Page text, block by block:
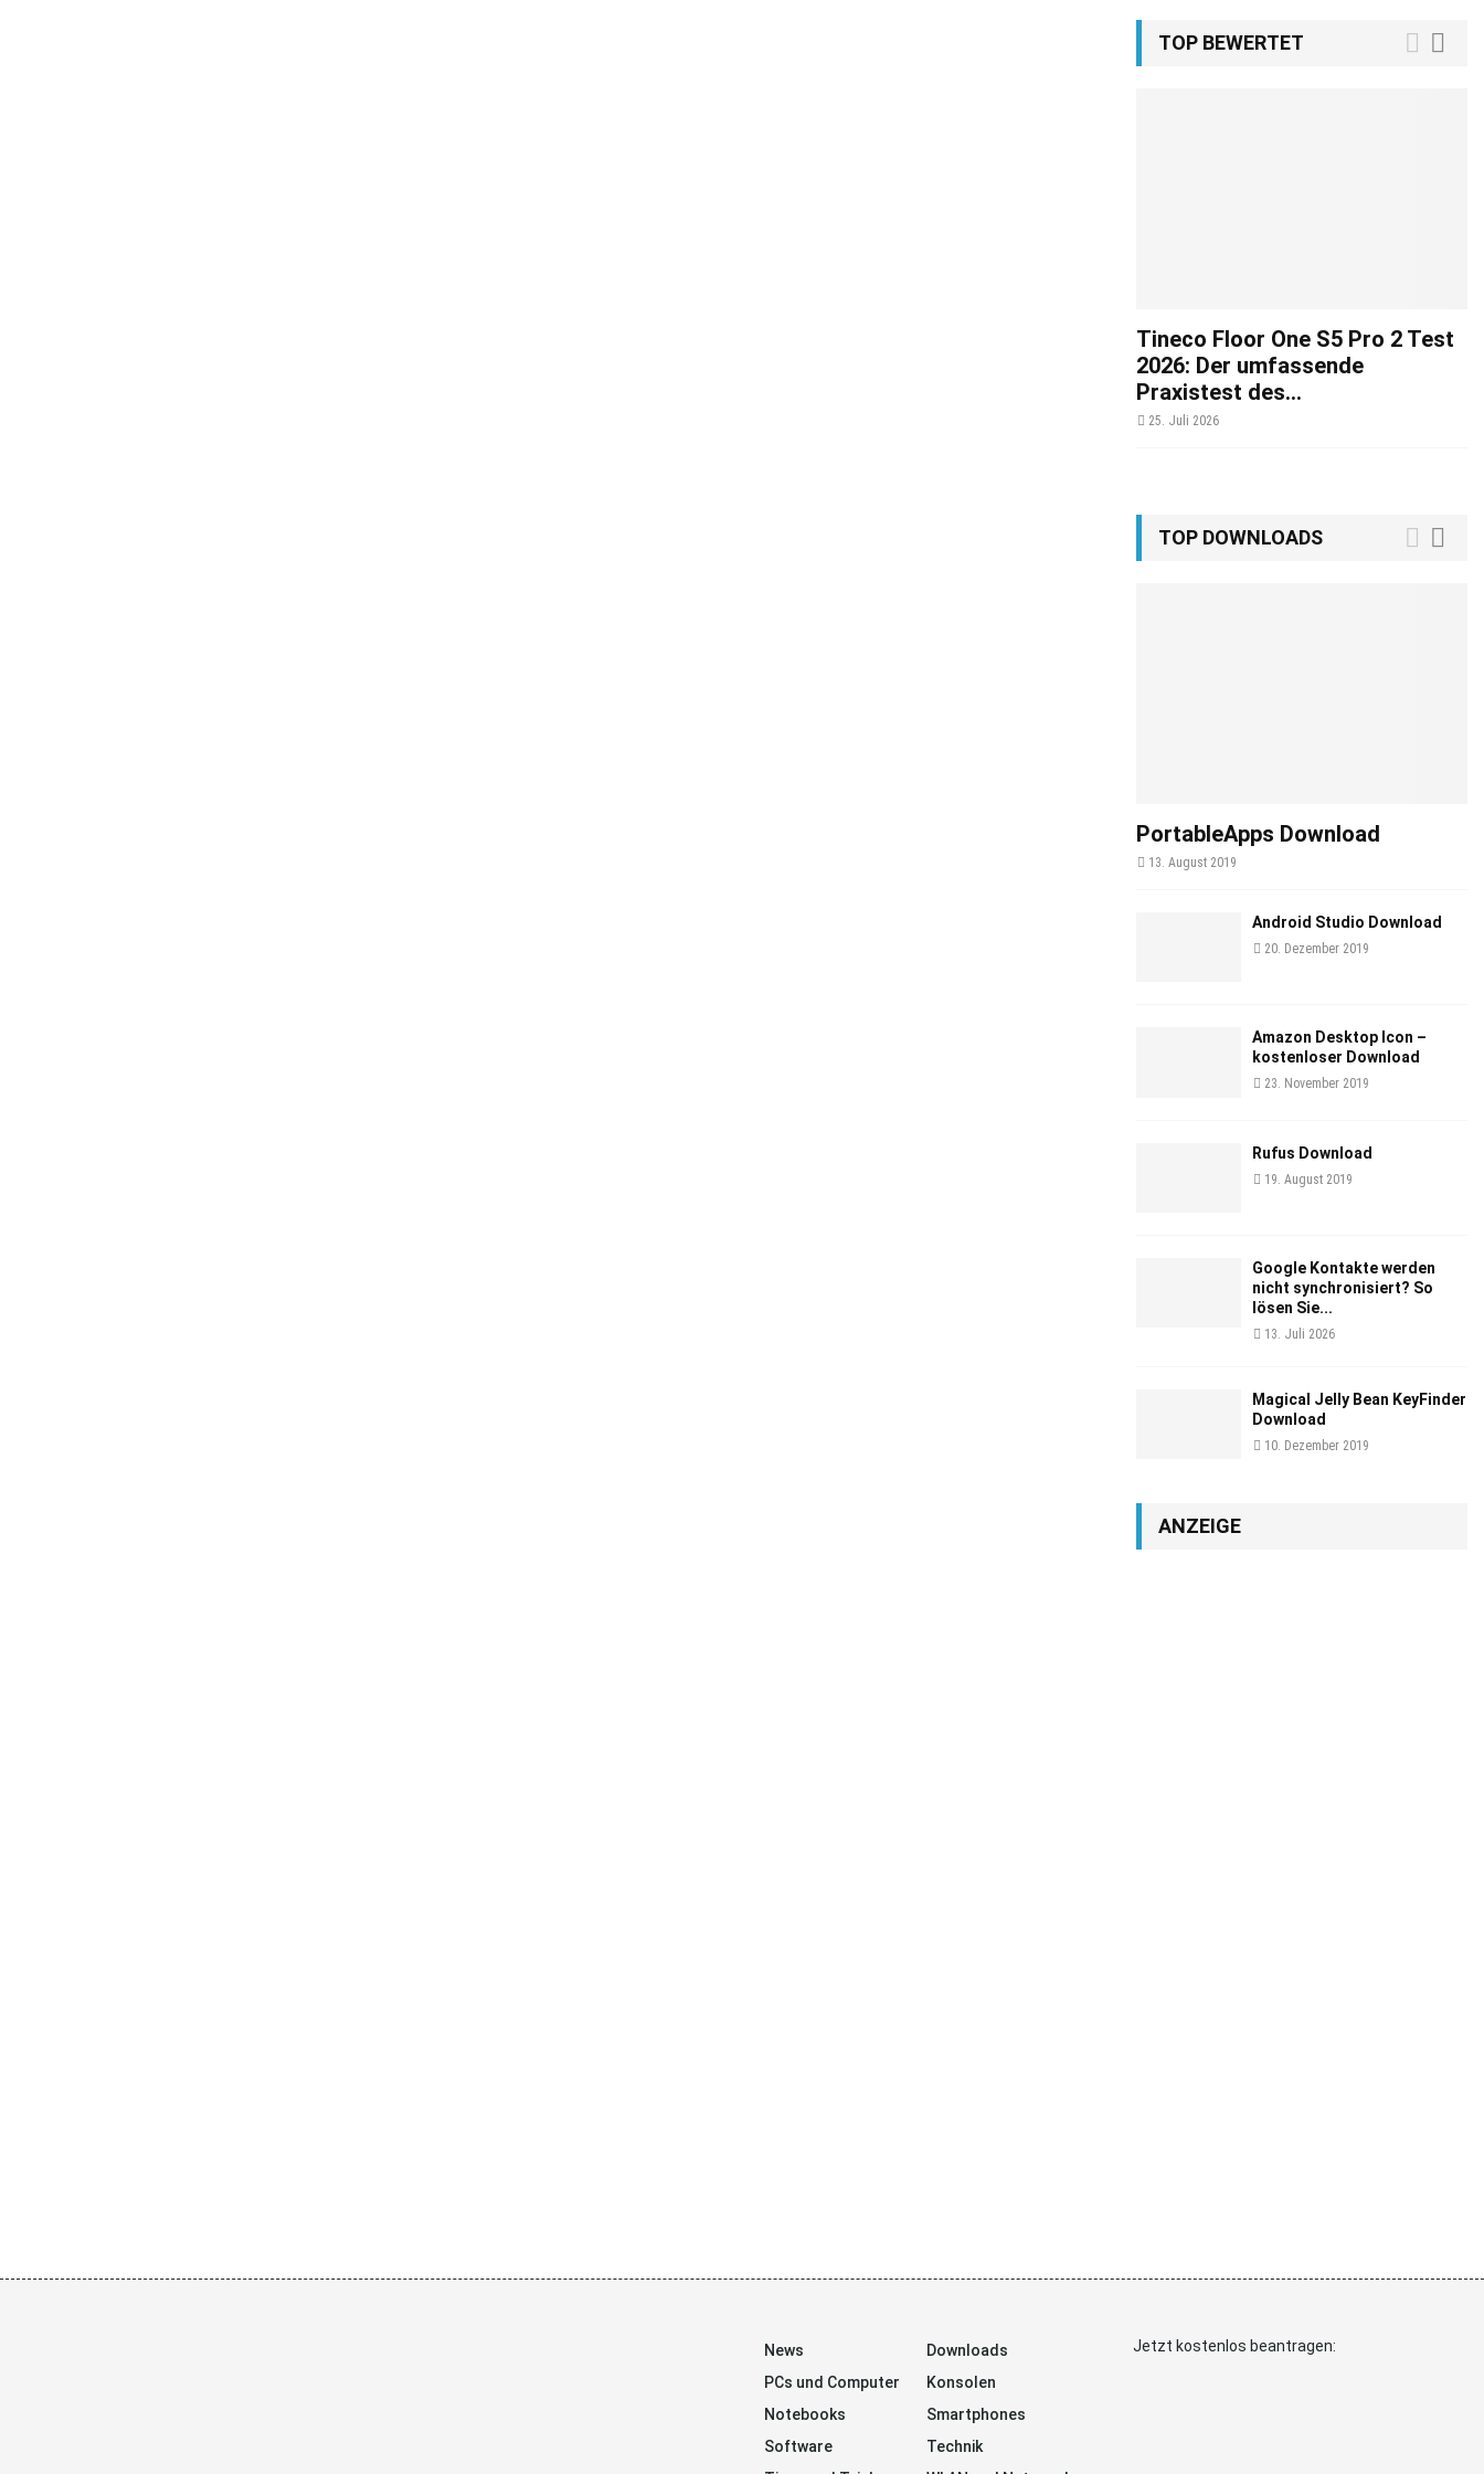
TOP BEWERTET
Tineco Floor One S5 Pro 2 Test
2026: Der umfassende
Praxistest des...
25. Juli 2026
TOP DOWNLOADS
PortableApps Download
13. August 2019
Android Studio Download
20. Dezember 2019
Amazon Desktop Icon –
kostenloser Download
23. November 2019
Rufus Download
19. August 2019
Google Kontakte werden
nicht synchronisiert? So
lösen Sie...
13. Juli 2026
Magical Jelly Bean KeyFinder
Download
10. Dezember 2019
ANZEIGE
News
Downloads
PCs und Computer
Konsolen
Notebooks
Smartphones
Software
Technik
Jetzt kostenlos beantragen: